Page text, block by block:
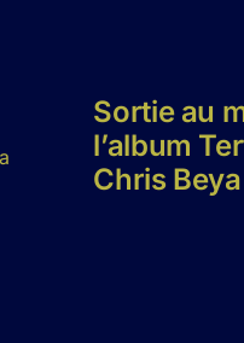
Sortie au
l’album
Chris Beya